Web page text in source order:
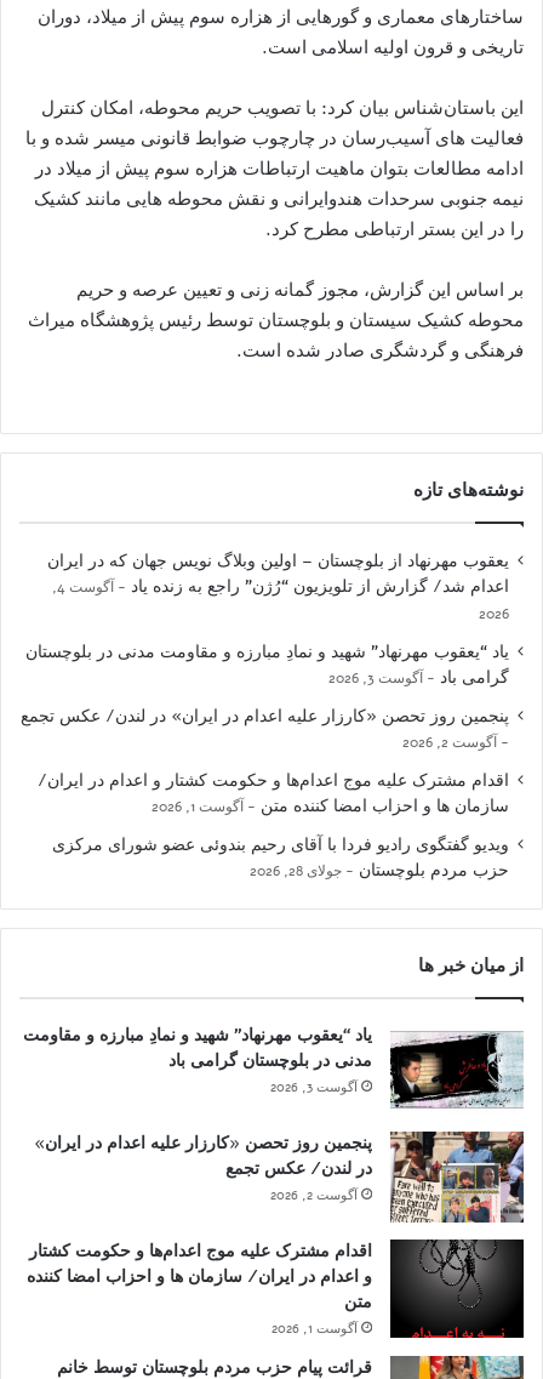
ساختارهای معماری و گورهایی از هزاره سوم پیش از میلاد، دوران
تاریخی و قرون اولیه اسلامی است.
این باستان‌شناس بیان کرد: با تصویب حریم محوطه، امکان کنترل
فعالیت های آسیب‌رسان در چارچوب ضوابط قانونی میسر شده و با
ادامه مطالعات بتوان ماهیت ارتباطات هزاره سوم پیش از میلاد در
نیمه جنوبی سرحدات هندوایرانی و نقش محوطه هایی مانند کشیک
را در این بستر ارتباطی مطرح کرد.
بر اساس این گزارش، مجوز گمانه زنی و تعیین عرصه و حریم
محوطه کشیک سیستان و بلوچستان توسط رئیس پژوهشگاه میراث
فرهنگی و گردشگری صادر شده است.
نوشته‌های تازه
یعقوب مهرنهاد از بلوچستان – اولین وبلاگ نویس جهان که در ایران
اعدام شد/ گزارش از تلویزیون “رُژن” راجع به زنده یاد
آگوست 4,
2026
یاد “یعقوب مهرنهاد” شهید و نمادِ مبارزه و مقاومت مدنی در بلوچستان
گرامی باد
آگوست 3, 2026
پنجمین روز تحصن «کارزار علیه اعدام در ایران» در لندن/ عکس تجمع
آگوست 2, 2026
اقدام مشترک علیه موج اعدام‌ها و حکومت کشتار و اعدام در ایران/
سازمان ها و احزاب امضا کننده متن
آگوست 1, 2026
ویدیو گفتگوی رادیو فردا با آقای رحیم بندوئی عضو شورای مرکزی
حزب مردم بلوچستان
جولای 28, 2026
از میان خبر ها
یاد “یعقوب مهرنهاد” شهید و نمادِ مبارزه و مقاومت
مدنی در بلوچستان گرامی باد
آگوست 3, 2026
پنجمین روز تحصن «کارزار علیه اعدام در ایران»
در لندن/ عکس تجمع
آگوست 2, 2026
اقدام مشترک علیه موج اعدام‌ها و حکومت کشتار
و اعدام در ایران/ سازمان ها و احزاب امضا کننده
متن
آگوست 1, 2026
قرائت پیام حزب مردم بلوچستان توسط خانم